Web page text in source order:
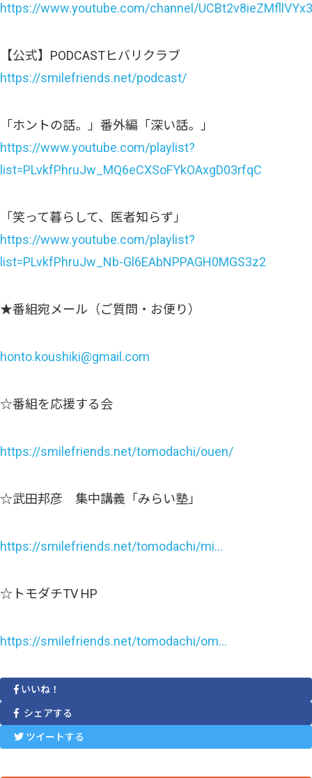
https://www.youtube.com/channel/
【公式】PODCASTヒバリクラブ
https://smilefriends.net/podcast/
「ホントの話。」番外編「深い話。」
https://www.youtube.com/playlist?
list=PLvkfPhruJw_MQ6eCXSoFYkOAxgD03rfqC
「笑って暮らして、医者知らず」
https://www.youtube.com/playlist?
list=PLvkfPhruJw_Nb-Gl6EAbNPPAGH0MGS3z2
★番組宛メール（ご質問・お便り）
honto.koushiki@gmail.com
☆番組を応援する会
https://smilefriends.net/tomodachi/ouen/
☆武田邦彦 集中講義「みらい塾」
https://smilefriends.net/tomodachi/mi…
☆トモダチTV HP
https://smilefriends.net/tomodachi/om…
いいね！
シェアする
ツイートする